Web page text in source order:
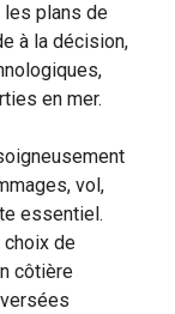
les plans de
à la décision,
en mer.
vol,
essentiel.
choix de
côtière